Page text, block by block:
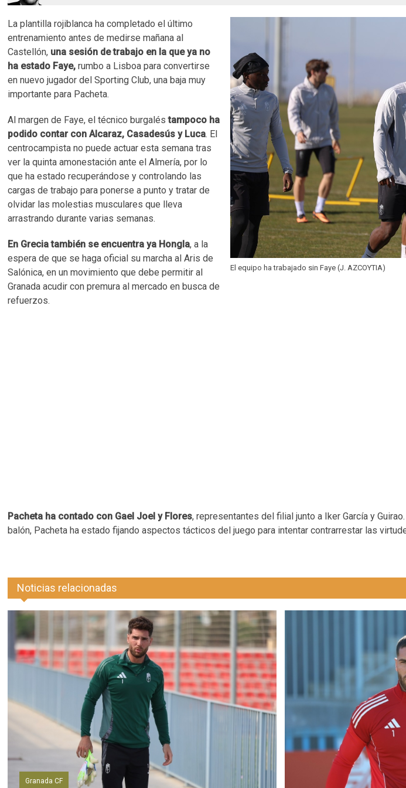
El equipo ha trabajado sin Faye (J. AZCOYTIA)
La plantilla rojiblanca ha completado el último
entrenamiento antes de medirse mañana al
Castellón, una sesión de trabajo en la que ya no
ha estado Faye, rumbo a Lisboa para convertirse
en nuevo jugador del Sporting Club, una baja muy
importante para Pacheta.
Al margen de Faye, el técnico burgaléstampoco ha
podido contar con Alcaraz, Casadesús y Luca. El
centrocampista no puede actuar esta semana tras
ver la quinta amonestación ante el Almería, por lo
que ha estado recuperándose y controlando las
cargas de trabajo para ponerse a punto y tratar de
olvidar las molestias musculares que lleva
arrastrando durante varias semanas.
En Grecia también se encuentra ya Hongla, a la
espera de que se haga oficial su marcha al Aris de
Salónica, en un movimiento que debe permitir al
Granada acudir con premura al mercado en busca de
refuerzos.
Pacheta ha contado con Gael Joel y Flores, representantes del filial junto a Iker García y
balón, Pacheta ha estado fijando aspectos tácticos del juego para intentar contrarrestar las
Noticias relacionadas
Granada CF